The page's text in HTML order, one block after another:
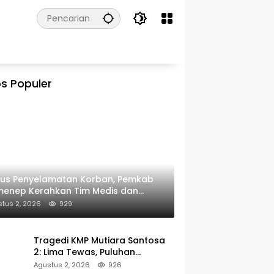
Populer
Penyelamatan Korban, Pemkab
Kerahkan Tim Medis dan
ke Pelabuhan Kalianget
2, 2026 929
Tragedi KMP Mutiara Santosa
2: Lima Tewas, Puluhan
Penumpang Masih Dalam
Agustus 2, 2026 926